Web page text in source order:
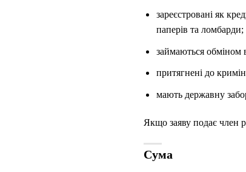
зареєстровані як
паперів та ломбарди;
займаються обміном
притягнені до
мають державну
Якщо заяву подає член
Сума